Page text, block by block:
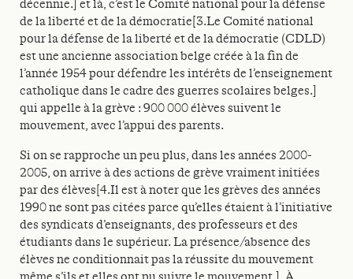
décennie.] et là, c’est le Comité national pour la défense
de la liberté et de la démocratie[3.Le Comité national
pour la défense de la liberté et de la démocratie (CDLD)
est une ancienne association belge créée à la fin de
l’année 1954 pour défendre les intérêts de l’enseignement
catholique dans le cadre des guerres scolaires belges.]
qui appelle à la grève : 900 000 élèves suivent le
mouvement, avec l’appui des parents.
Si on se rapproche un peu plus, dans les années 2000-
2005, on arrive à des actions de grève vraiment initiées
par des élèves[4.Il est à noter que les grèves des années
1990 ne sont pas citées parce qu’elles étaient à l’initiative
des syndicats d’enseignants, des professeurs et des
étudiants dans le supérieur. La présence/absence des
élèves ne conditionnait pas la réussite du mouvement